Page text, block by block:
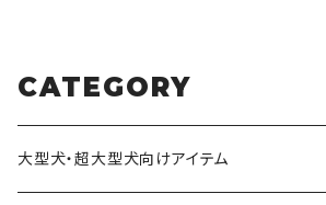
CATEGORY
大型犬・超大型犬向けアイテム